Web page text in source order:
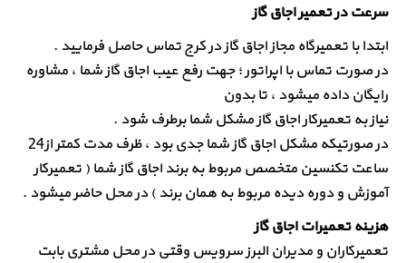
سرعت در تعمیر اجاق گاز
ابتدا با تعمیرگاه مجاز اجاق گاز در کرج تماس حاصل فرمایید .
در صورت تماس با اپراتور ؛ جهت رفع عیب اجاق گاز شما ، مشاوره
رایگان داده میشود ، تا بدون
نیاز به تعمیرکار اجاق گاز مشکل شما برطرف شود .
در صورتیکه مشکل اجاق گاز شما جدی بود ، ظرف مدت کمتر از24
ساعت تکنسین متخصص مربوط به برند اجاق گاز شما ( تعمیرکار
آموزش و دوره دیده مربوط به همان برند ) در محل حاضر میشود .
هزینه تعمیرات اجاق گاز
تعمیرکاران و مدیران البرز سرویس وقتی در محل مشتری بابت